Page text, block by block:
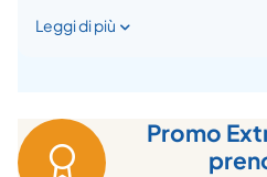
dettaglio del viaggio con grande
Leggi di più
Promo